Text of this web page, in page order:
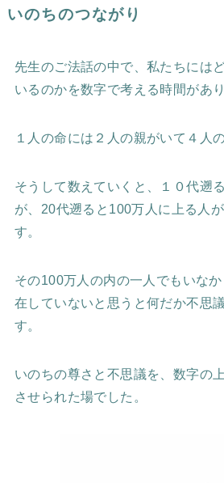
いのちのつながり
先生のご法話の中で、私たちには
いるのかを数字で考える時間があり
１人の命には２人の親がいて４人
そうして数えていくと、１０代遡
が、20代遡ると100万人に上る人
す。
その100万人の内の一人でもいな
在していないと思うと何だか不思
す。
いのちの尊さと不思議を、数字の
させられた場でした。